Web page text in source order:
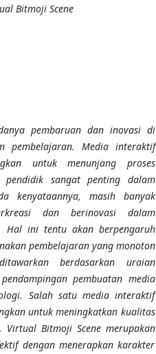
Bitmoji Scene
pembaruan dan inovasi di
pembelajaran. Media interaktif
untuk menunjang proses
sangat penting dalam
kenyataannya, masih banyak
dan berinovasi dalam
Hal ini tentu akan berpengaruh
pembelajaran yang monoton
berdasarkan uraian
pembuatan media
Salah satu media interaktif
untuk meningkatkan kualitas
Bitmoji Scene merupakan
dengan menerapkan karakter